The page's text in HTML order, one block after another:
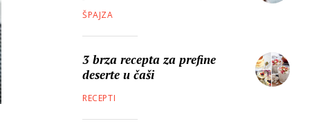
ŠPAJZA
3 brza recepta za prefine
deserte u čaši
RECEPTI